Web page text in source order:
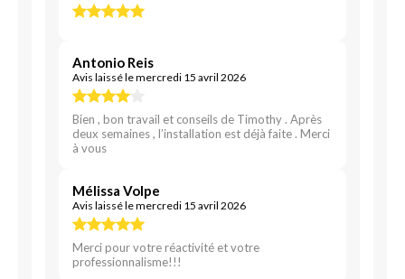
Antonio Reis
Avis laissé le mercredi 15 avril 2026
Bien , bon travail et conseils de Timothy . Après
deux semaines , l’installation est déjà faite . Merci
à vous
Mélissa Volpe
Avis laissé le mercredi 15 avril 2026
Merci pour votre réactivité et votre
professionnalisme!!!